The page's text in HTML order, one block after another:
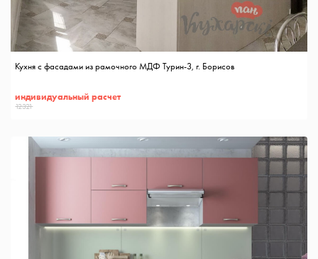
Кухня с фасадами из рамочного МДФ Турин-3, г. Борисов
индивидуальный расчет
12321